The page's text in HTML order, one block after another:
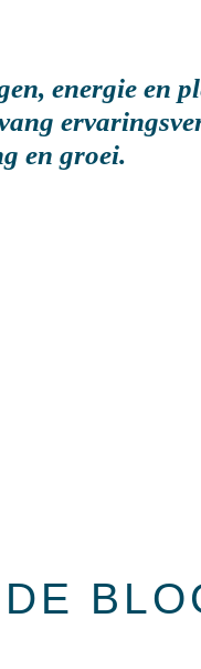
energie en
en groei.